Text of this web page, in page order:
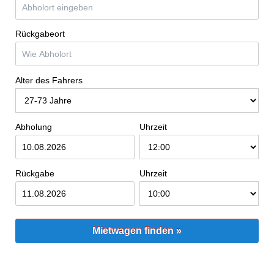
Rückgabeort
Alter des Fahrers
Abholung Uhrzeit
Rückgabe Uhrzeit
Mietwagen finden »